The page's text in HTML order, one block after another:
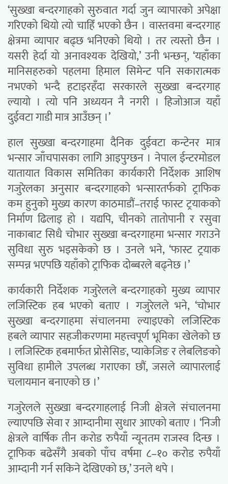
‘सुख्खा बन्दरगाहको सुरुवात गर्दा जुन व्यापारको अपेक्षा
गरिएको थियो त्यो चाहिँ भएको छैन । वास्तवमा बन्दरगाह
क्षेत्रमा व्यापार बढ्छ भनिएको थियो । तर त्यस्तो छैन ।
यसरी हेर्दा यो अनावश्यक देखियो,’ उनी भन्छन्, ‘यहाँका
मानिसहरुको पहलमा हिमाल सिमेन्ट पनि सकारात्मक
नभएको भन्दै हटाइरहँदा सरकारले सुख्खा बन्दरगाह
ल्यायो । त्यो पनि अध्ययन नै नगरी । हिजोआज यहाँ
दुईवटा गाडी मात्र आउँछन् ।’
हाल सुख्खा बन्दरगाहमा दैनिक दुईवटा कन्टेनर मात्र
भन्सार जाँचपासका लागि आइपुग्छन । नेपाल ईन्टरमोडल
यातायात विकास समितिका कार्यकारी निर्देशक आशिष
गजुरेलका अनुसार बन्दरगाहको भन्सारतर्फको ट्राफिक
कम हुनुको मुख्य कारण काठमाडौं–तराई फास्ट ट्रयाकको
निर्माण ढिलाइ हो । यद्यपि, चीनको तातोपानी र रसुवा
नाकाबाट सिधै चोभार सुख्खा बन्दरगाहमा भन्सार गराउने
सुविधा सुरु भइसकेको छ । उनले भने, ‘फास्ट ट्रयाक
सम्पन्न भएपछि यहाँको ट्राफिक दोब्बरले बढ्नेछ ।’
कार्यकारी निर्देशक गजुरेलले बन्दरगाहको मुख्य व्यापार
लजिस्टिक हब भएको बताए । गजुरेलले भने, ‘चोभार
सुख्खा बन्दरगाहमा संचालनमा ल्याइएको लजिस्टिक
हबले व्यापार सहजीकरणमा महत्त्वपूर्ण भूमिका खेलेको छ
। लजिस्टिक हबमार्फत प्रोसेसिङ, प्याकेजिङ र लेबलिङको
सुविधा हामीले उपलब्ध गराएका छौं, जसले व्यापारलाई
चलायमान बनाएको छ ।’
गजुरेलले सुख्खा बन्दरगाहलाई निजी क्षेत्रले संचालनमा
ल्याएपछि सेवा र आम्दानीमा सुधार आएको बताए । ‘निजी
क्षेत्रले वार्षिक तीन करोड रुपैयाँ न्यूनतम राजस्व दिन्छ ।
ट्राफिक बढेसँगै अबको पाँच वर्षमा ८–१० करोड रुपैयाँ
आम्दानी गर्न सकिने देखिएको छ,’ उनले थपे ।